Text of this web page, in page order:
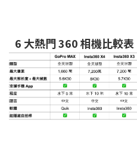
6 大熱門 360 相機比較表